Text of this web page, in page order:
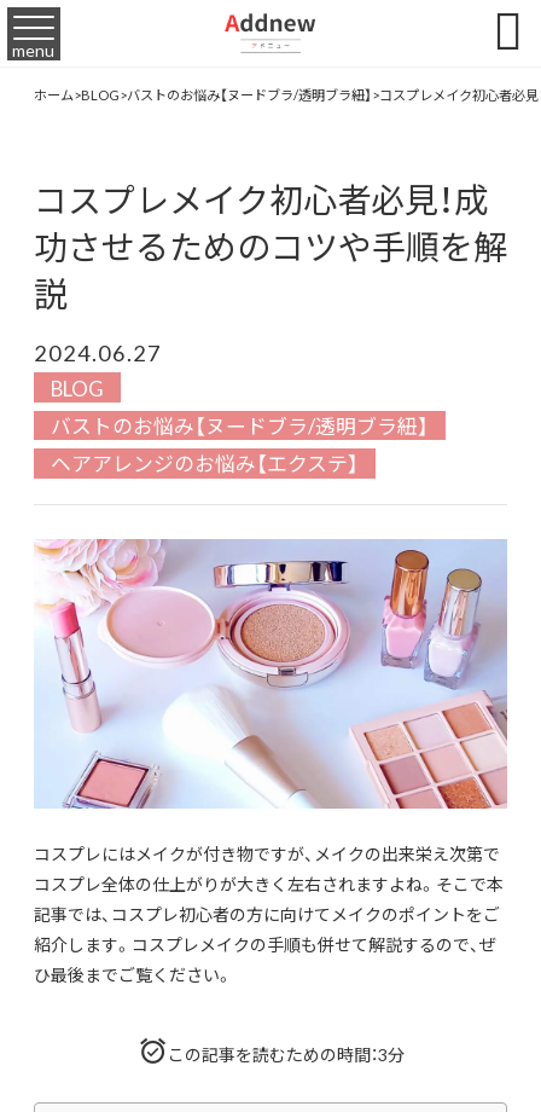
menu 
ホーム>BLOG>バストのお悩み【ヌードブラ/透明ブラ紐】>コスプレメイク初心者必
コスプレメイク初心者必見！成
功させるためのコツや手順を解
説
2024.06.27
BLOG
バストのお悩み【ヌードブラ/透明ブラ紐】
ヘアアレンジのお悩み【エクステ】
コスプレにはメイクが付き物ですが、メイクの出来栄え次第で
コスプレ全体の仕上がりが大きく左右されますよね。そこで本
記事では、コスプレ初心者の方に向けてメイクのポイントをご
紹介します。コスプレメイクの手順も併せて解説するので、ぜ
ひ最後までご覧ください。
この記事を読むための時間：3分